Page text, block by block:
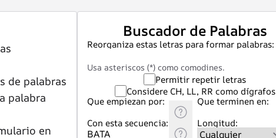
de palabras
palabra
en
Buscador de Palabras
Reorganiza estas letras para formar palabras:
Usa asteriscos (*) como comodines.
Permitir repetir letras
Considere CH, LL, RR como dígrafos
Que empiezan por:
Que terminen en:
Con esta secuencia:
Longitud: